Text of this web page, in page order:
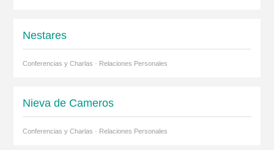
Nestares
Conferencias y Charlas · Relaciones Personales
Nieva de Cameros
Conferencias y Charlas · Relaciones Personales